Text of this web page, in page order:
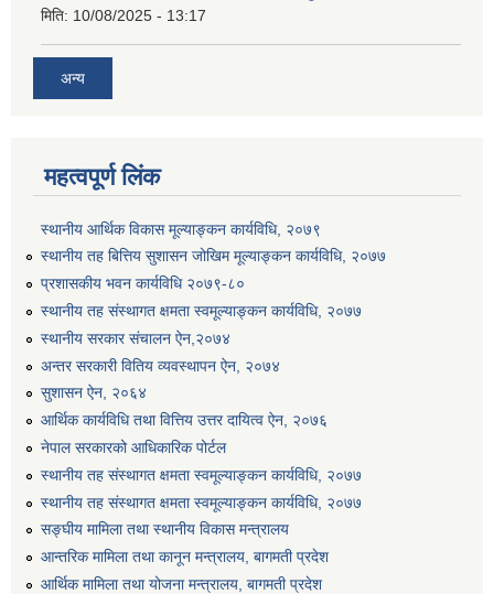
मिति: 10/08/2025 - 13:17
अन्य
महत्वपूर्ण लिंक
स्थानीय आर्थिक विकास मूल्याङ्कन कार्यविधि, २०७९
स्थानीय तह बित्तिय सुशासन जोखिम मूल्याङ्कन कार्यविधि, २०७७
प्रशासकीय भवन कार्यविधि २०७९-८०
स्थानीय तह संस्थागत क्षमता स्वमूल्याङ्कन कार्यविधि, २०७७
स्थानीय सरकार संचालन ऐन,२०७४
अन्तर सरकारी वितिय व्यवस्थापन ऐन, २०७४
सुशासन ऐन, २०६४
आर्थिक कार्यविधि तथा वित्तिय उत्तर दायित्व ऐन, २०७६
नेपाल सरकारको आधिकारिक पोर्टल
स्थानीय तह संस्थागत क्षमता स्वमूल्याङ्कन कार्यविधि, २०७७
स्थानीय तह संस्थागत क्षमता स्वमूल्याङ्कन कार्यविधि, २०७७
सङ्घीय मामिला तथा स्थानीय विकास मन्त्रालय
आन्तरिक मामिला तथा कानून मन्त्रालय, बागमती प्रदेश
आर्थिक मामिला तथा योजना मन्त्रालय, बागमती प्रदेश